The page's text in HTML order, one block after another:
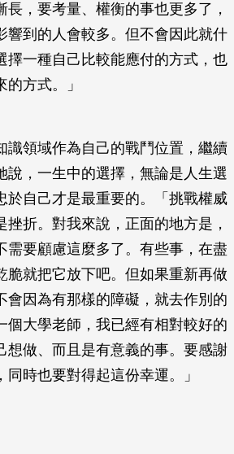
長，要考量、權衡的事也更多了，
響到的人會較多。但不會因此就什
擇一種自己比較能應付的方式，也
方式。」
識領域作為自己的戰鬥位置，繼續
說，一生中的選擇，無論是人生選
於自己才是最重要的。「挑戰權威
挫折。對我來說，正面的地方是，
需要顧慮這麼多了。有些事，在盡
脆就把它放下吧。但如果重新再做
會因為有那樣的障礙，就去作別的
個大學老師，我已經有相對較好的
想做、而且是有意義的事。要感謝
同時也要對得起這份幸運。」